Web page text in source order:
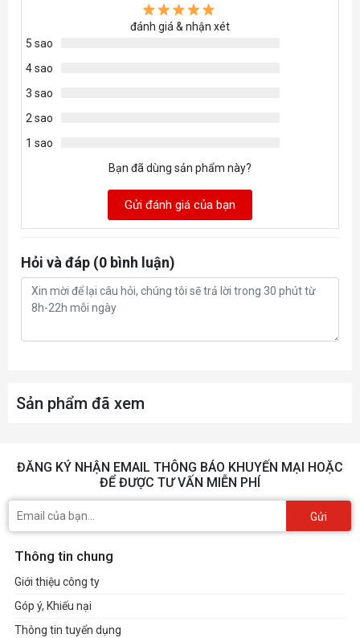
838x378x126
mm
Trọng lượng
Tính năng đồng bộ
Tương thích VESA
DVI-D
HDMI
Dây kèm theo trong hộp HDMI Cable, DP Cable
Phụ kiện kèm theo
Power Adaptor; Power Cord;
đánh giá & nhận xét
5 sao
4 sao
3 sao
2 sao
1 sao
Bạn đã dùng sản phẩm này?
Gửi đánh giá của bạn
Hỏi và đáp (0 bình luận)
Sản phẩm đã xem
ĐĂNG KÝ NHẬN EMAIL THÔNG BÁO KHUYẾN MẠI HOẶC
ĐỂ ĐƯỢC TƯ VẤN MIỄN PHÍ
Gửi
Thông tin chung
Giới thiệu công ty
Góp ý, Khiếu nại
Thông tin tuyển dụng